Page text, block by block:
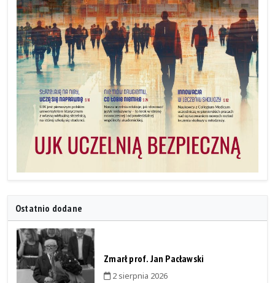
Ostatnio dodane
Zmarł prof. Jan Pacławski
2 sierpnia 2026